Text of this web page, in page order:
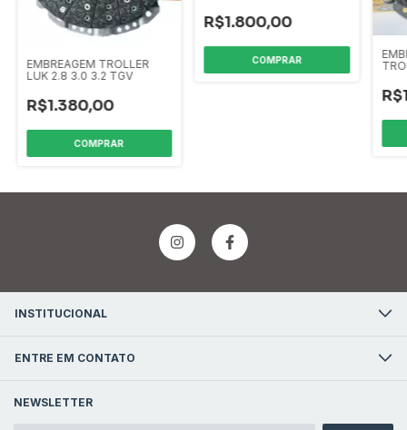
EMBREAGEM TROLLER
LUK 2.8 3.0 3.2 TGV
R$1.380,00
R$1.800,00
INSTITUCIONAL
ENTRE EM CONTATO
NEWSLETTER